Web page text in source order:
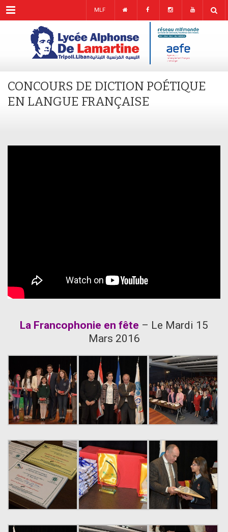
Menu MLF
CONCOURS DE DICTION POÉTIQUE
EN LANGUE FRANÇAISE
La Francophonie en fête – Le Mardi 15
Mars 2016